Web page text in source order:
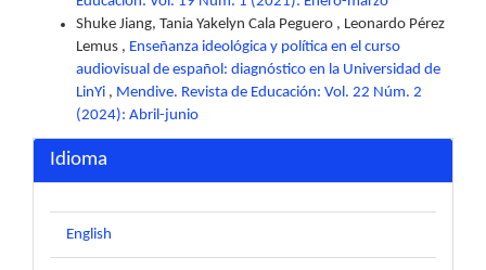
Shuke Jiang, Tania Yakelyn Cala Peguero , Leonardo Pérez
Lemus , Enseñanza ideológica y política en el curso
audiovisual de español: diagnóstico en la Universidad de
LinYi , Mendive. Revista de Educación: Vol. 22 Núm. 2
(2024): Abril-junio
Idioma
English